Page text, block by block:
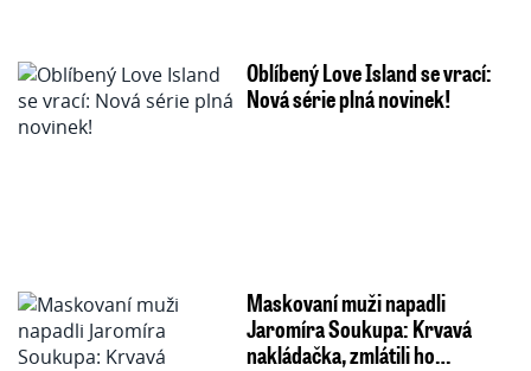
Oblíbený Love Island se vrací:
Nová série plná novinek!
Maskovaní muži napadli
Jaromíra Soukupa: Krvavá
nakládačka, zmlátili ho…